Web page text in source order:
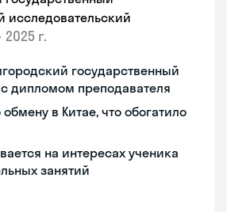
исследовательский
2025 г.
государственный
дипломом преподавателя
в Китае, что обогатило
на интересах ученика
занятий